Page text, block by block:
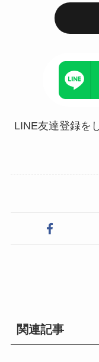
LINE友達登録を
関連記事